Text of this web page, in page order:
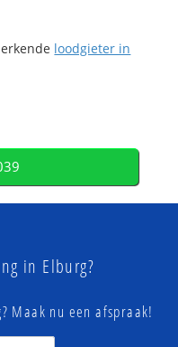
loodgieter in
in Elburg?
Maak nu een afspraak!